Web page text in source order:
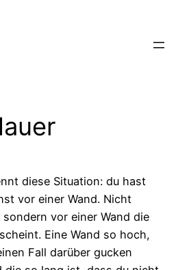
diese Situation: du hast
vor einer Wand. Nicht
vor einer Wand die
Eine Wand so hoch,
Fall darüber gucken